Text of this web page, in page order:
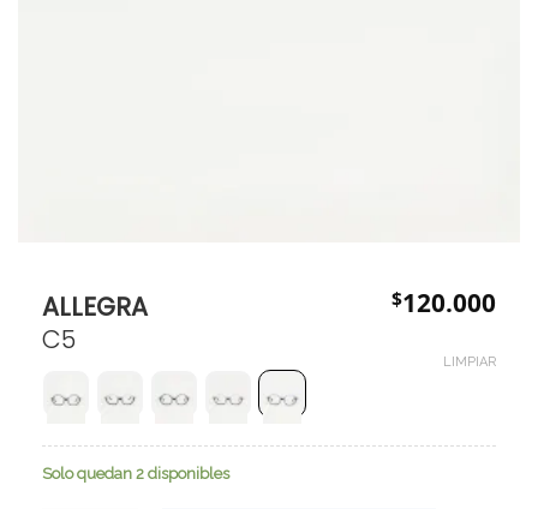
ALLEGRA
C5
$120.000
LIMPIAR
Solo quedan 2 disponibles